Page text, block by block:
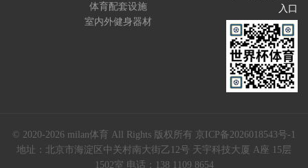
体育配套设施
室内外健身器材
入口
© 2020-2026 milan体育 All Rights 版权所有 京ICP备2026018543号-1
地址：北京市海淀区中关村南大街乙12号 天宇科技大厦 A座 15层
1502室 电话：138 1109 8654